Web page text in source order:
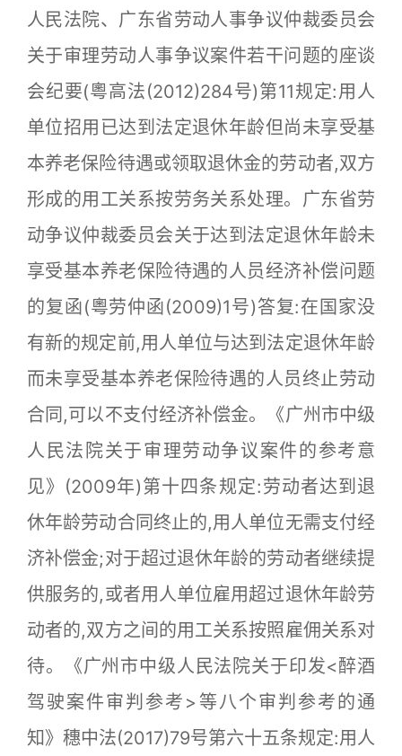
人民法院、广东省劳动人事争议仲裁委员会
关于审理劳动人事争议案件若干问题的座谈
会纪要(粵高法(2012)284号)第11规定:用人
单位招用已达到法定退休年龄但尚未享受基
本养老保险待遇或领取退休金的劳动者,双方
形成的用工关系按劳务关系处理。广东省劳
动争议仲裁委员会关于达到法定退休年龄未
享受基本养老保险待遇的人员经济补偿问题
的复函(粵劳仲函(2009)1号)答复:在国家没
有新的规定前,用人单位与达到法定退休年龄
而未享受基本养老保险待遇的人员终止劳动
合同,可以不支付经济补偿金。《广州市中级
人民法院关于审理劳动争议案件的参考意
见》(2009年)第十四条规定:劳动者达到退
休年龄劳动合同终止的,用人单位无需支付经
济补偿金;对于超过退休年龄的劳动者继续提
供服务的,或者用人单位雇用超过退休年龄劳
动者的,双方之间的用工关系按照雇佣关系对
待。《广州市中级人民法院关于印发<醉酒
驾驶案件审判参考>等八个审判参考的通
知》穗中法(2017)79号第六十五条规定:用人